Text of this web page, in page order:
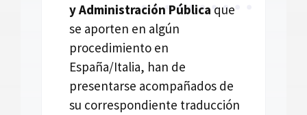
y Administración Pública que
se aporten en algún
procedimiento en
España/Italia, han de
presentarse acompañados de
su correspondiente traducción